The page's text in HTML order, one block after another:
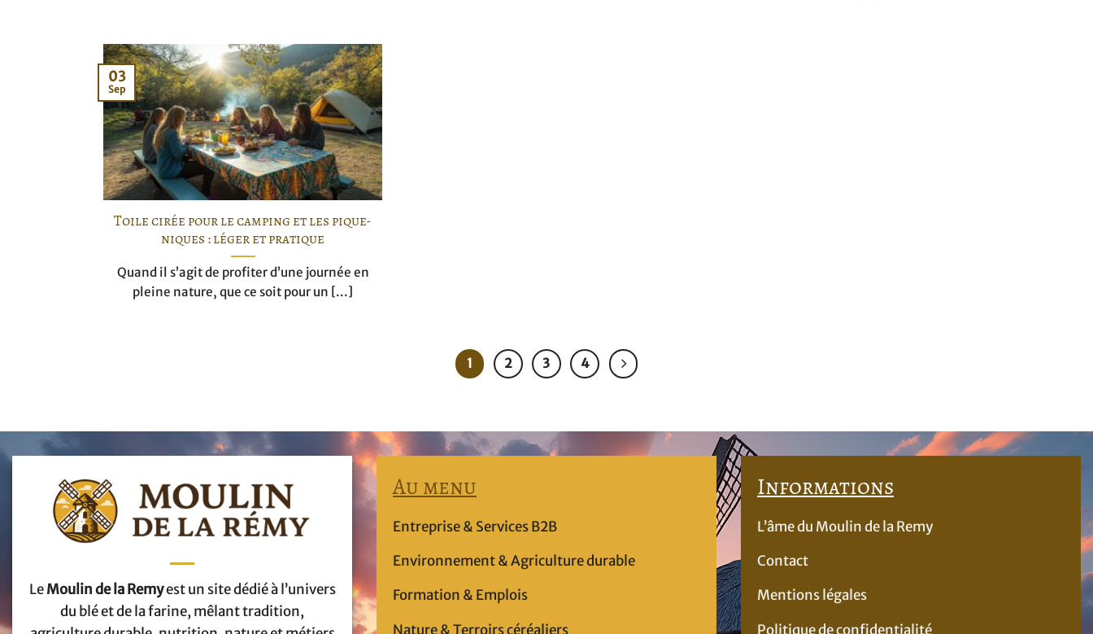
Toile cirée pour le camping et les pique-
niques : léger et pratique
Quand il s’agit de profiter d’une journée en
pleine nature, que ce soit pour un [...]
03
Sep
1 2 3 4
LeMoulin de la Remyest un site dédié à l’univers
du blé et de la farine, mêlant tradition,
Au menu
Entreprise & Services B2B
Environnement & Agriculture durable
Formation & Emplois
Nature & Terroirs céréaliers
Informations
L’âme du Moulin de la Remy
Contact
Mentions légales
Politique de confidentialité